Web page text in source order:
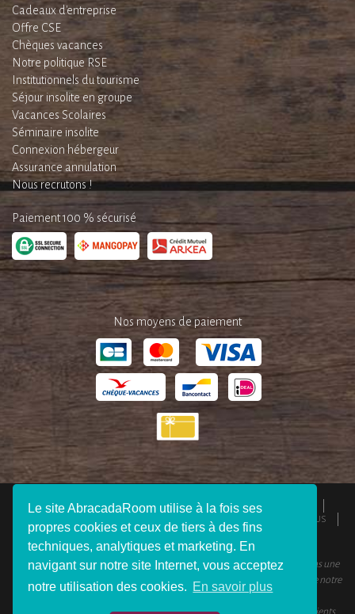
Le site AbracadaRoom utilise à la fois ses
propres cookies et ceux de tiers à des fins
techniques, analytiques et marketing. En
navigant sur notre site Internet, vous acceptez
notre utilisation des cookies. En savoir plus
Cadeaux d'entreprise
Offre CSE
Chèques vacances
Notre politique RSE
Institutionnels du tourisme
Séjour insolite en groupe
Vacances Scolaires
Séminaire insolite
Connexion hébergeur
Assurance annulation
Nous recrutons !
Paiement 100 % sécurisé
Nos moyens de paiement
QUI SOMMES-NOUS ? ESPACE PRESSE
MENTIONS LÉGALES
REJOIGNEZ-NOUS
CONNEXION VOYAGEUR
FAQ CONTACTEZ-NOUS
© 2012 - 2026 AbracadaRoom Tous droits réservés. AbracadaRoom n’est pas une
agence de voyage et ne facture aucun frais de service pour les utilisateurs de notre
AbracadaRoom.com a une note moyenne de 4.6 sur 5 basée sur 451
avis clients.